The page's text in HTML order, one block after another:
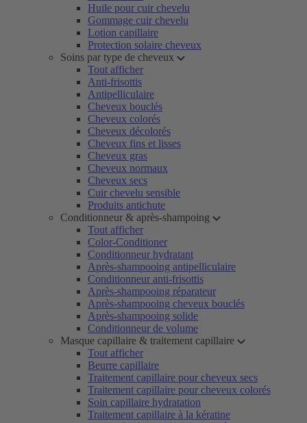
Huile pour cuir chevelu
Gommage cuir chevelu
Lotion capillaire
Protection solaire cheveux
Soins par type de cheveux
Tout afficher
Anti-frisottis
Antipelliculaire
Cheveux bouclés
Cheveux colorés
Cheveux décolorés
Cheveux fins et lisses
Cheveux gras
Cheveux normaux
Cheveux secs
Cuir chevelu sensible
Produits antichute
Conditionneur & après-shampoing
Tout afficher
Color-Conditioner
Conditionneur hydratant
Après-shampooing antipelliculaire
Conditionneur anti-frisottis
Après-shampooing réparateur
Après-shampooing cheveux bouclés
Après-shampooing solide
Conditionneur de volume
Masque capillaire & traitement capillaire
Tout afficher
Beurre capillaire
Traitement capillaire pour cheveux secs
Traitement capillaire pour cheveux colorés
Soin capillaire hydratation
Traitement capillaire à la kératine